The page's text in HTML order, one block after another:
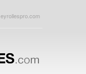
eyrollespro.com